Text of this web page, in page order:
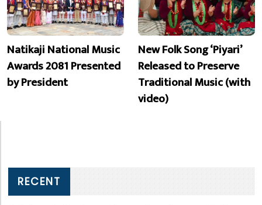
Natikaji National Music
Awards 2081 Presented
by President
New Folk Song ‘Piyari’
Released to Preserve
Traditional Music (with
video)
RECENT